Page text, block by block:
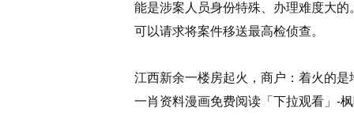
能是涉案人员身份特殊、办理难度大
可以请求将案件移送最高检侦查。
江西新余一楼房起火，商户：着火的
一肖资料漫画免费阅读「下拉观看」-